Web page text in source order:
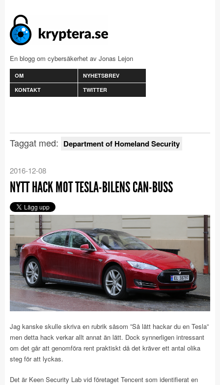
En blogg om cybersäkerhet av Jonas Lejon
OM
NYHETSBREV
KONTAKT
TWITTER
Taggat med: Department of Homeland Security
2016-12-08
NYTT HACK MOT TESLA-BILENS CAN-BUSS
Jag kanske skulle skriva en rubrik såsom ”Så lätt hackar du en Tesla”
men detta hack verkar allt annat än lätt. Dock synnerligen intressant
om det går att genomföra rent praktiskt då det kräver ett antal olika
steg för att lyckas.
Det är Keen Security Lab vid företaget Tencent som identifierat en